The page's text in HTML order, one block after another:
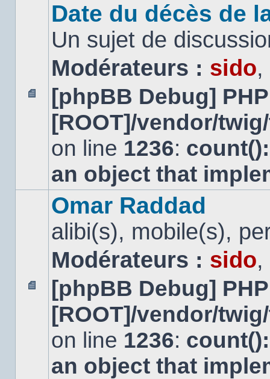
Aucun
message
non
Date du décès de
Un sujet de
Modérateurs : sido,
[phpBB Debug]
[ROOT]/vendor/
on line 1236:
an object that
Aucun
message
non
Omar Raddad
alibi(s), mobile(s),
Modérateurs : sido,
[phpBB Debug]
[ROOT]/vendor/
on line 1236:
an object that